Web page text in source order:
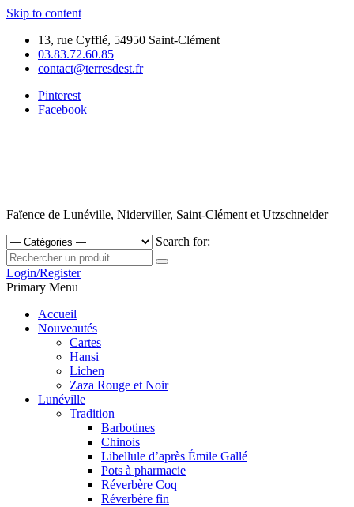
Skip to content
13, rue Cyfflé, 54950 Saint-Clément
03.83.72.60.85
contact@terresdest.fr
Pinterest
Facebook
Faïence de Lunéville, Niderviller, Saint-Clément et Utzschneider
Search for:
Login/Register
Primary Menu
Accueil
Nouveautés
Cartes
Hansi
Lichen
Zaza Rouge et Noir
Lunéville
Tradition
Barbotines
Chinois
Libellule d’après Émile Gallé
Pots à pharmacie
Réverbère Coq
Réverbère fin